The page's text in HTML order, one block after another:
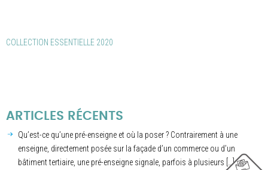
COLLECTION ESSENTIELLE 2020
ARTICLES RÉCENTS
Qu’est-ce qu’une pré-enseigne et où la poser ? Contrairement à une
enseigne, directement posée sur la façade d’un commerce ou d’un
bâtiment tertiaire, une pré-enseigne signale, parfois à plusieurs […]